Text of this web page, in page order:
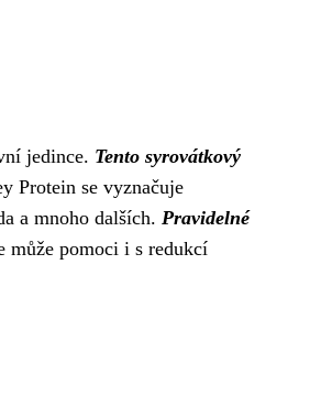
jedince. Tento syrovátkový
Protein se vyznačuje
a mnoho dalších. Pravidelné
může pomoci i s redukcí